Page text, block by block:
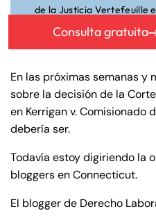
Consulta gratuita
ga
rs
on
al
Inj
de
C
de la Justicia Vertefeuille
Salud Pública
En las próximas semanas y
sobre la decisión de la
en Kerrigan v. Comisionado
debería ser.
Todavía estoy digiriendo la
bloggers en Connecticut.
El blogger de Derecho